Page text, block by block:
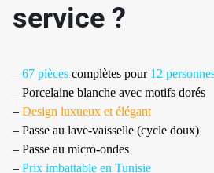
service ?
– 67 pièces complètes pour 12
– Porcelaine blanche avec motifs dorés
– Design luxueux et élégant
– Passe au lave-vaisselle (cycle doux)
– Passe au micro-ondes
– Prix imbattable en Tunisie